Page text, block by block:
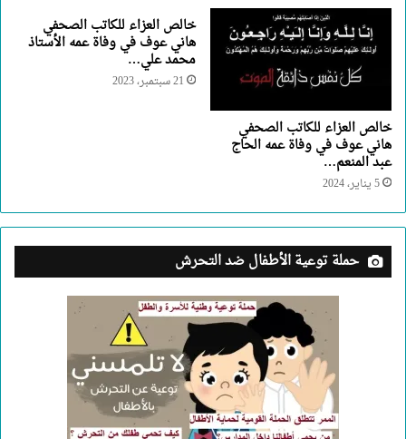
خالص العزاء للكاتب الصحفي
هاني عوف في وفاة عمه الحاج
عبد المنعم…
5 يناير، 2024
خالص العزاء للكاتب الصحفي
هاني عوف في وفاة عمه الأستاذ
محمد علي…
21 سبتمبر، 2023
حملة توعية الأطفال ضد التحرش